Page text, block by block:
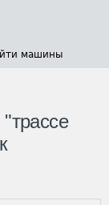
машины